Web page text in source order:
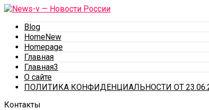
Blog
HomeNew
Homepage
Главная
Главная3
О сайте
ПОЛИТИКА КОНФИДЕНЦИАЛЬНОСТИ ОТ
Контакты